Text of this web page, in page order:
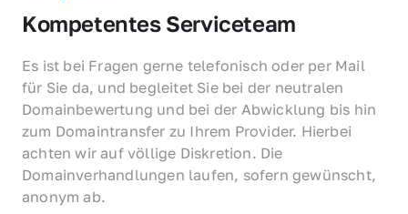
Kompetentes Serviceteam
Es ist bei Fragen gerne telefonisch oder per Mail
für Sie da, und begleitet Sie bei der neutralen
Domainbewertung und bei der Abwicklung bis hin
zum Domaintransfer zu Ihrem Provider. Hierbei
achten wir auf völlige Diskretion. Die
Domainverhandlungen laufen, sofern gewünscht,
anonym ab.